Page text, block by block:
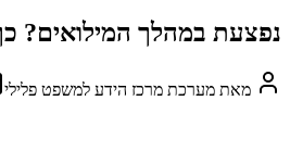
נפצעת במהלך המילואים?
מאת מערכת מרכז הידע למשפט פלילי